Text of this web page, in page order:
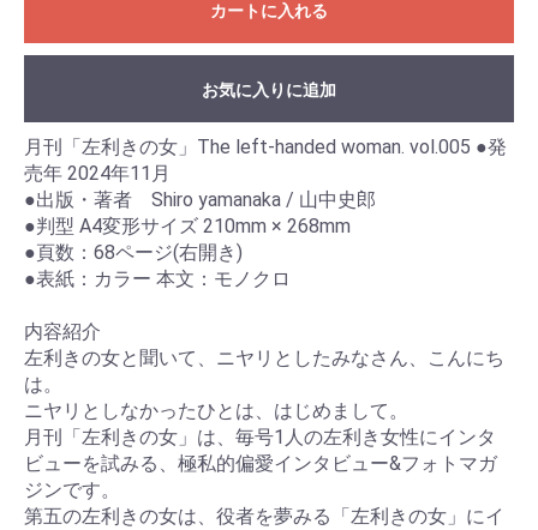
カートに入れる
お気に入りに追加
月刊「左利きの女」The left-handed woman. vol.005 ●発
売年 2024年11月
●出版・著者 Shiro yamanaka / 山中史郎
●判型 A4変形サイズ 210mm × 268mm
●頁数：68ページ(右開き)
●表紙：カラー 本文：モノクロ
内容紹介
左利きの女と聞いて、ニヤリとしたみなさん、こんにち
は。
ニヤリとしなかったひとは、はじめまして。
月刊「左利きの女」は、毎号1人の左利き女性にインタ
ビューを試みる、極私的偏愛インタビュー&フォトマガ
ジンです。
第五の左利きの女は、役者を夢みる「左利きの女」にイ